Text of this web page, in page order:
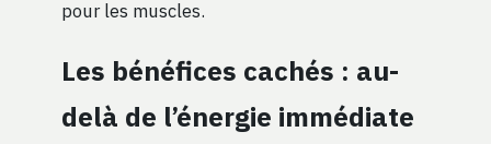
pour les muscles.
Les bénéfices cachés : au-
delà de l’énergie immédiate